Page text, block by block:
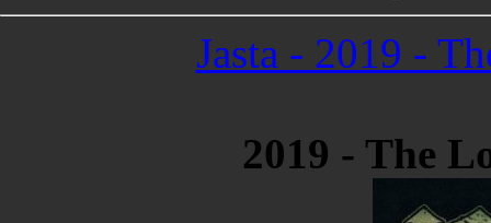
Jasta - 2019 -
2019 - The